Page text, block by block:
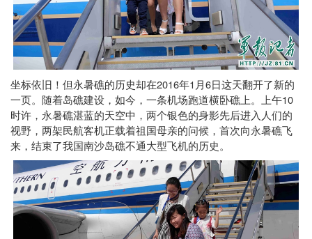
坐标依旧！但永暑礁的历史却在2016年1 月6日这天翻开了新的
一页。随着岛礁建设，如今，一条机场跑道横卧礁上。上午10
时许，永暑礁湛蓝的天空中，两个银色的身影先后进入人们的
视野，两架民航客机正载着祖国母亲的问候，首次向永暑礁飞
来，结束了我国南沙岛礁不通大型飞机的历史。